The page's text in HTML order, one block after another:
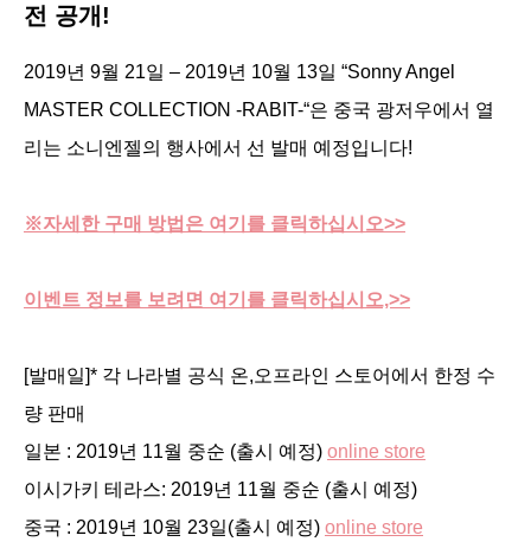
전 공개!
2019년 9월 21일 – 2019년 10월 13일 “Sonny Angel
MASTER COLLECTION -RABIT-“은 중국 광저우에서 열
리는 소니엔젤의 행사에서 선 발매 예정입니다!
※자세한 구매 방법은 여기를 클릭하십시오>>
이벤트 정보를 보려면 여기를 클릭하십시오,>>
[발매일]* 각 나라별 공식 온,오프라인 스토어에서 한정 수
량 판매
일본 : 2019년 11월 중순 (출시 예정) online store
이시가키 테라스: 2019년 11월 중순 (출시 예정)
중국 : 2019년 10월 23일(출시 예정) online store